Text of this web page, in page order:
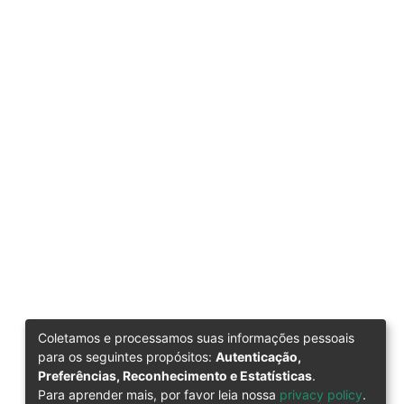
Coletamos e processamos suas informações pessoais
para os seguintes propósitos: Autenticação,
Preferências, Reconhecimento e Estatísticas.
Para aprender mais, por favor leia nossa privacy policy.